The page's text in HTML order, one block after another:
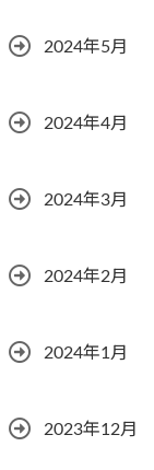
2024年5月
2024年4月
2024年3月
2024年2月
2024年1月
2023年12月